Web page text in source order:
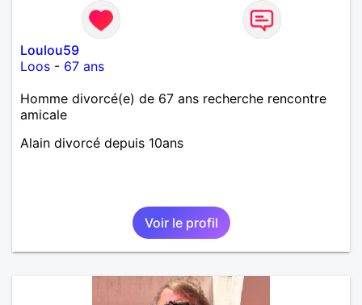
Loulou59
Loos - 67 ans
Homme divorcé(e) de 67 ans recherche rencontre
amicale
Alain divorcé depuis 10ans
Voir le profil